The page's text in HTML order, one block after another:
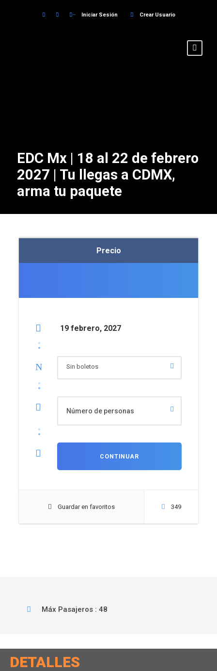
Iniciar Sesión Crear Usuario
EDC Mx | 18 al 22 de febrero
2027 | Tu llegas a CDMX,
arma tu paquete
Precio
19 febrero, 2027
Sin boletos
Guardar en favoritos 349
Máx Pasajeros : 48
DETALLES